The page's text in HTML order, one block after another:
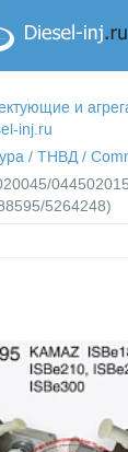
и
inj.ru
/ТНВД /
5264248)